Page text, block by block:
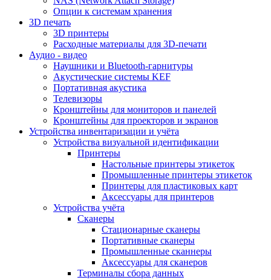
Опции к системам хранения
3D печать
3D принтеры
Расходные материалы для 3D-печати
Аудио - видео
Наушники и Bluetooth-гарнитуры
Акустические системы KEF
Портативная акустика
Телевизоры
Кронштейны для мониторов и панелей
Кронштейны для проекторов и экранов
Устройства инвентаризации и учёта
Устройства визуальной идентификации
Принтеры
Настольные принтеры этикеток
Промышленные принтеры этикеток
Принтеры для пластиковых карт
Аксессуары для принтеров
Устройства учёта
Сканеры
Стационарные сканеры
Портативные сканеры
Промышленные сканнеры
Аксессуары для сканеров
Терминалы сбора данных